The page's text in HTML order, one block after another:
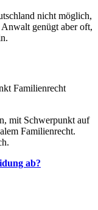
nicht möglich,
genügt aber oft,
Familienrecht
mit Schwerpunkt auf
Familienrecht.
ab?